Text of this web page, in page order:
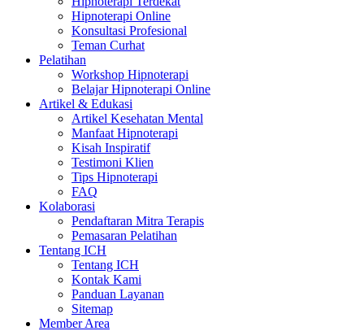
Hipnoterapi Online
Konsultasi Profesional
Teman Curhat
Pelatihan
Workshop Hipnoterapi
Belajar Hipnoterapi Online
Artikel & Edukasi
Artikel Kesehatan Mental
Manfaat Hipnoterapi
Kisah Inspiratif
Testimoni Klien
Tips Hipnoterapi
FAQ
Kolaborasi
Pendaftaran Mitra Terapis
Pemasaran Pelatihan
Tentang ICH
Tentang ICH
Kontak Kami
Panduan Layanan
Sitemap
Member Area